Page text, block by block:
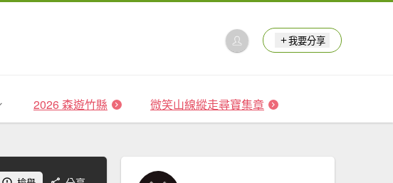
我要分享
2026 森遊竹縣 微笑山線縱走尋寶集章